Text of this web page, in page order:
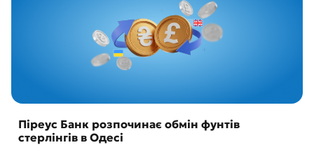
Піреус Банк розпочинає обмін фунтів
стерлінгів в Одесі